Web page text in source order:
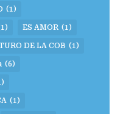
(1)
ES AMOR (1)
DE LA COB (1)
(6)
(1)